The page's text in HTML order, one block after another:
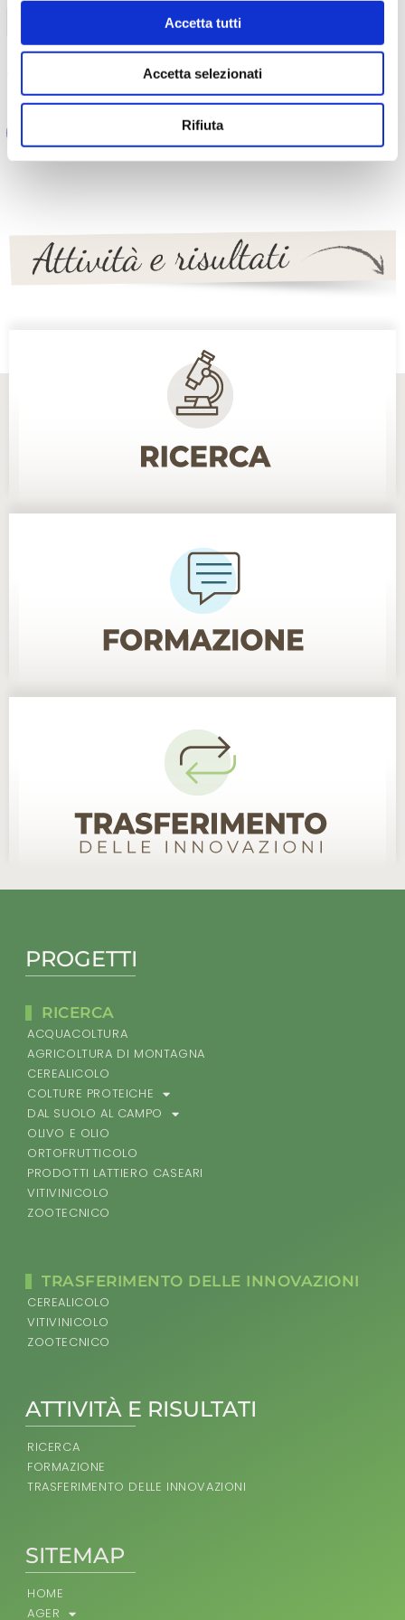
Accetta tutti
Accetta selezionati
Rifiuta
TORNA INDIETRO
TI È PIACIUTO IL POST?CONDIVIDI!
ATTIVITÀ E RISULTATI
RICERCA
FORMAZIONE
TRASFERIMENTO DELLE INNOVAZIONI
SITEMAP
HOME
AGER
PROGETTI
RICERCA
ACQUACOLTURA
AGRICOLTURA DI MONTAGNA
CEREALICOLO
COLTURE PROTEICHE
DAL SUOLO AL CAMPO
OLIVO E OLIO
ORTOFRUTTICOLO
PRODOTTI LATTIERO CASEARI
VITIVINICOLO
ZOOTECNICO
TRASFERIMENTO DELLE INNOVAZIONI
CEREALICOLO
VITIVINICOLO
ZOOTECNICO